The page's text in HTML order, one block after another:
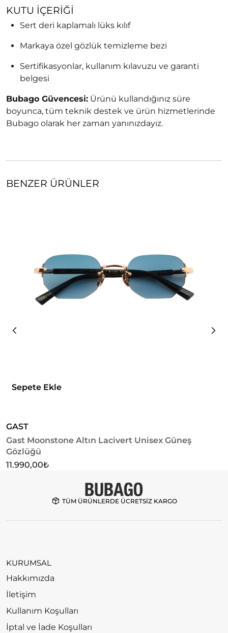
KUTU İÇERIĞI
Sert deri kaplamalı lüks kılıf
Markaya özel gözlük temizleme bezi
Sertifikasyonlar, kullanım kılavuzu ve garanti
belgesi
Bubago Güvencesi: Ürünü kullandığınız süre
boyunca, tüm teknik destek ve ürün hizmetlerinde
Bubago olarak her zaman yanınızdayız.
BENZER ÜRÜNLER
Sepete Ekle
GAST
Gast Moonstone Altın Lacivert Unisex Güneş
Gözlüğü
11.990,00₺
TÜM ÜRÜNLERDE ÜCRETSİZ KARGO
KURUMSAL
Hakkımızda
İletişim
Kullanım Koşulları
İptal ve İade Koşulları